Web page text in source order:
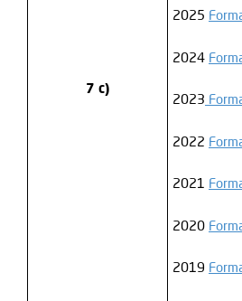
7 c)
2025
2024
2023
2022
2021
2020
2019